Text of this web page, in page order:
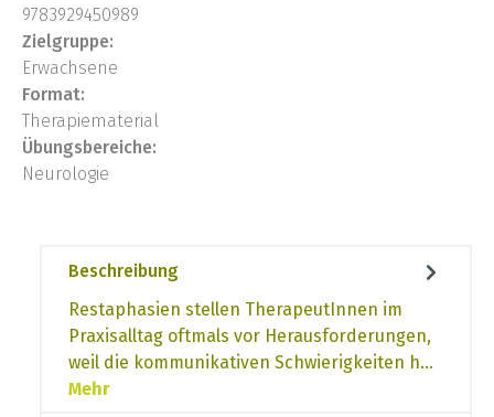
9783929450989
Zielgruppe:
Erwachsene
Format:
Therapiematerial
Übungsbereiche:
Neurologie
Beschreibung
Restaphasien stellen TherapeutInnen im
Praxisalltag oftmals vor Herausforderungen,
weil die kommunikativen Schwierigkeiten h…
Mehr